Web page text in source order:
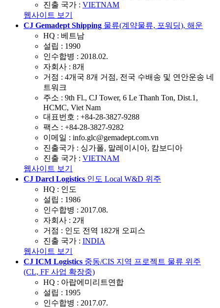
진출 국가 : VIETNAM
웹사이트 보기
CJ Gemadept Shipping 물류(계약물류, 포워딩), 해운
HQ : 베트남
설립 : 1990
인수합병 : 2018.02.
자회사 : 8개
거점 : 4개국 8개 거점, 전국 수배송 및 연안운송 네
트워크
주소 : 9th Fl., CJ Tower, 6 Le Thanh Ton, Dist.1,
HCMC, Viet Nam
대표번호 : +84-28-3827-9288
팩스 : +84-28-3827-9282
이메일 : info.glc@gemadept.com.vn
진출국가 : 싱가폴, 말레이시아, 캄보디아
진출 국가 : VIETNAM
웹사이트 보기
CJ Darcl Logistics 인도 Local W&D 위주
HQ : 인도
설립 : 1986
인수합병 : 2017.08.
자회사 : 2개
거점 : 인도 전역 182개 오피스
진출 국가 : INDIA
웹사이트 보기
CJ ICM Logistics 중동/CIS 지역 프로젝트 물류 위주
(CL, FF 사업 확장중)
HQ : 아랍에미리트연합
설립 : 1995
인수합병 : 2017.07.